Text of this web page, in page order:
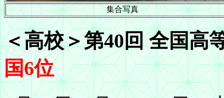
集合写真
＜高校＞第40回 全国
国6位